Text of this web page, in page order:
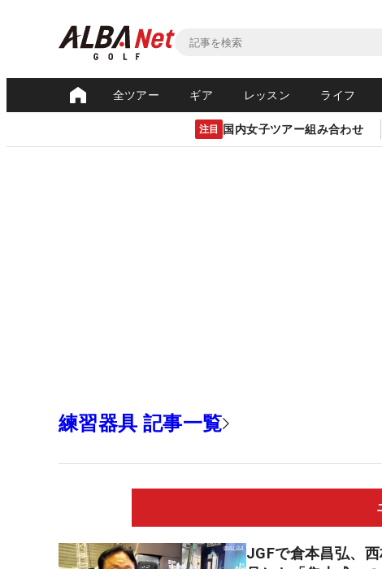
全ツアー ギア レッスン ライフ
注目 国内女子ツアー組み合わせ
練習器具 記事一覧
JGFで倉本昌弘、